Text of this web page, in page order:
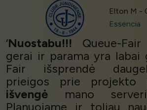
Elton M -
Essencia
‘Nuostabu!!! Queue-
gerai ir parama yra labai
Fair išsprendė
prieigos prie projekto
išvengė mano
Planuojame ir toliau